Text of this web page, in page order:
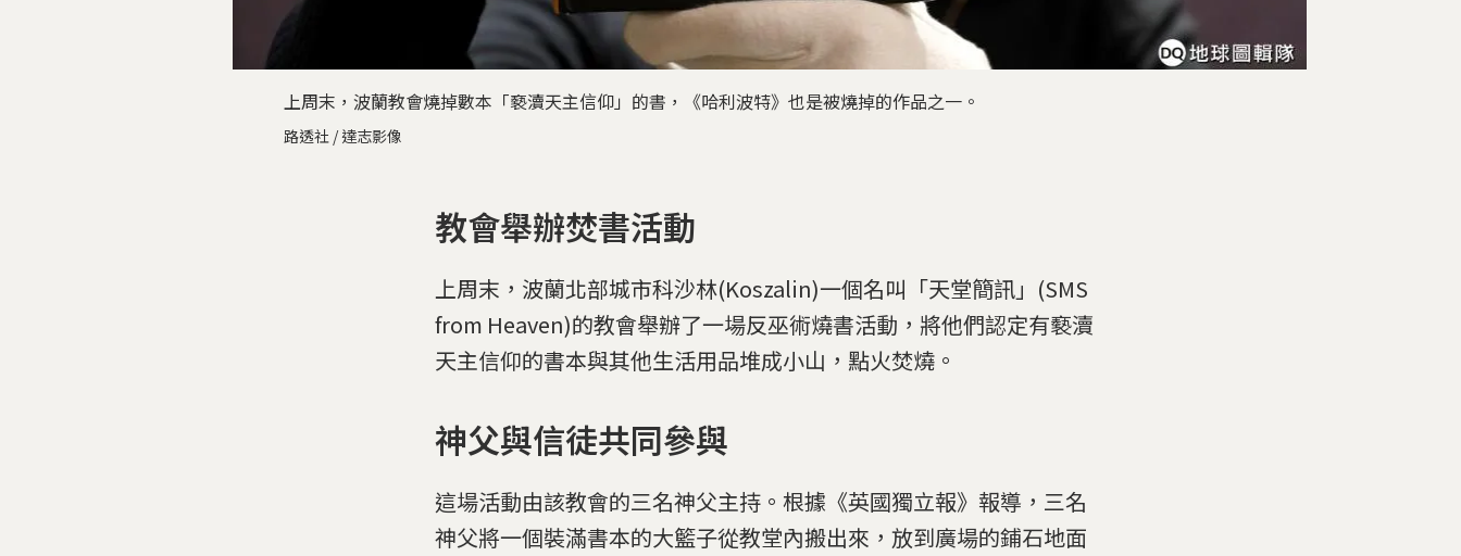
上周末，波蘭教會燒掉數本「褻瀆天主信仰」的書，《哈利波特》也是被燒掉的作品之一。
路透社 / 達志影像
教會舉辦焚書活動
上周末，波蘭北部城市科沙林(Koszalin)一個名叫「天堂簡訊」(SMS
from Heaven)的教會舉辦了一場反巫術燒書活動，將他們認定有褻瀆
天主信仰的書本與其他生活用品堆成小山，點火焚燒。
神父與信徒共同參與
這場活動由該教會的三名神父主持。根據《英國獨立報》報導，三名
神父將一個裝滿書本的大籃子從教堂內搬出來，放到廣場的鋪石地面